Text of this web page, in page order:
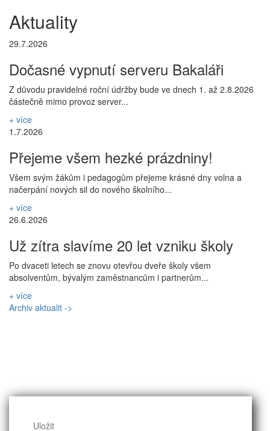
Aktuality
29.7.2026
Dočasné vypnutí serveru Bakaláři
Z důvodu pravidelné roční údržby bude ve dnech 1. až 2.8.2026
částečně mimo provoz server...
+ více
1.7.2026
Přejeme všem hezké prázdniny!
Všem svým žákům i pedagogům přejeme krásné dny volna a
načerpání nových sil do nového školního...
+ více
26.6.2026
Už zítra slavíme 20 let vzniku školy
Po dvaceti letech se znovu otevřou dveře školy všem
absolventům, bývalým zaměstnancům i partnerům...
+ více
Archiv aktualit ->
Uložit